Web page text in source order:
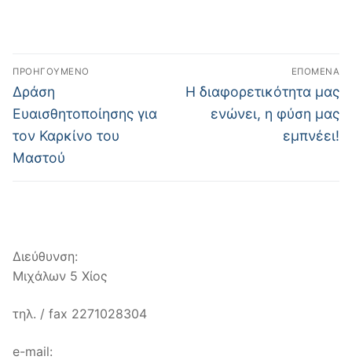
Πλοήγηση
άρθρων
ΠΡΟΗΓΟΎΜΕΝΟ
Προηγούμενο
άρθρο:
Δράση
Ευαισθητοποίησης για
τον Καρκίνο του
Μαστού
ΕΠΌΜΕΝΑ
Επόμενο
άρθρο:
Η διαφορετικότητα μας
ενώνει, η φύση μας
εμπνέει!
Διεύθυνση:
Μιχάλων 5 Χίος
τηλ. / fax 2271028304
e-mail: